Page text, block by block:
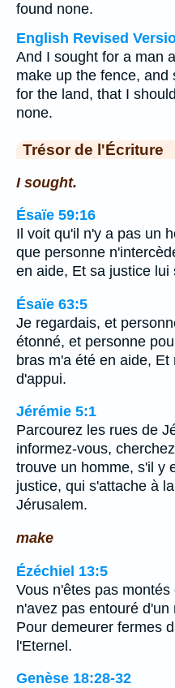
found none.
English Revised
And I sought for a man
make up the fence,
for the land, that I
none.
Trésor de l'Écriture
I sought.
Ésaïe 59:16
Il voit qu'il n'y a pas un
que personne
en aide, Et sa justice lui
Ésaïe 63:5
Je regardais, et
étonné, et personne
bras m'a été en aide, Et
d'appui.
Jérémie 5:1
Parcourez les rues de
informez-vous,
trouve un homme, s'il y
justice, qui s'attache à
Jérusalem.
make
Ézéchiel 13:5
Vous n'êtes pas
n'avez pas entouré
Pour demeurer fermes
l'Eternel.
Genèse 18:28-32